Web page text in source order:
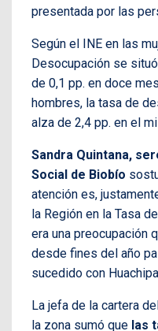
presentada por las
Según el INE en las
Desocupación se
de 0,1 pp. en doce
hombres, la tasa de
alza de 2,4 pp. en el
Sandra Quintana,
Social de Biobío
atención es,
la Región en la Tasa
era una preocupación
desde fines del año
sucedido con
La jefa de la cartera
la zona sumó que las